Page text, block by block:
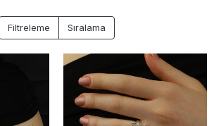
Filtreleme Sıralama